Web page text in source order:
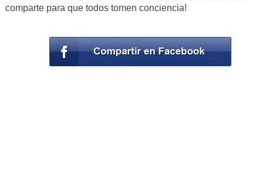
comparte para que todos tomen conciencia!